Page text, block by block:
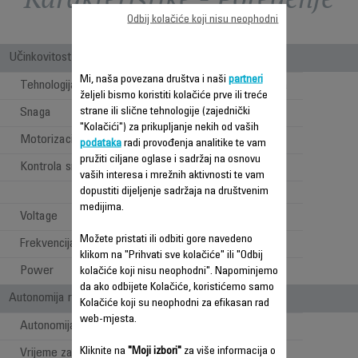
Učinkovitost
Tehnologija Cyclonic Tehnologija
Snaga 1700
Motorizacija Digitalni motor
Kontrola snage
0 W
Voltage
Frekvencija 50-60 Hz
Power 1700 W
Autonomija rada
Autonomija pare - min. i m²
Vrijeme zagrijavanja 30 sek
Mi, naša povezana društva i naši partneri
željeli bismo koristiti kolačiće prve ili treće
strane ili slične tehnologije (zajednički
"Kolačići") za prikupljanje nekih od vaših
podatakaradi provođenja analitike te vam
pružiti ciljane oglase i sadržaj na osnovu
vaših interesa i mrežnih aktivnosti te vam
dopustiti dijeljenje sadržaja na društvenim
medijima.
Možete pristati ili odbiti gore navedeno
klikom na "Prihvati sve kolačiće" ili "Odbij
kolačiće koji nisu neophodni". Napominjemo
da ako odbijete Kolačiće, koristićemo samo
Kolačiće koji su neophodni za efikasan rad
web-mjesta.
Kliknite na "Moji izbori"za više informacija o
Odbij kolačiće koji nisu neophodni